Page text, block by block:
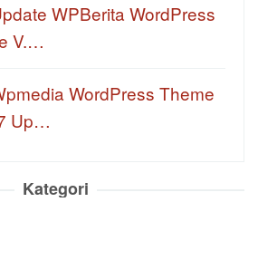
WPBerita WordPress
V.…
WordPress Theme
Up…
Kategori